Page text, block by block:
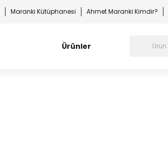
Maranki Kütüphanesi Ahmet Maranki Kimdir?
Ürünler